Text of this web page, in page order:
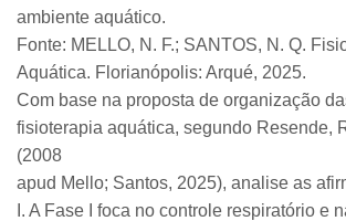
ambiente aquático.
Fonte: MELLO, N. F.; SANTOS, N. Q.
Aquática. Florianópolis: Arqué, 2025.
Com base na proposta de organização
fisioterapia aquática, segundo Resende,
(2008
apud Mello; Santos, 2025), analise as
I. A Fase I foca no controle respiratório e